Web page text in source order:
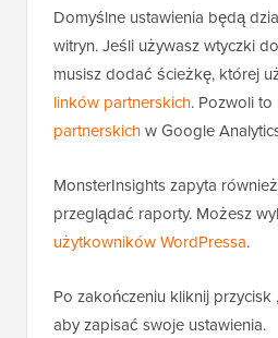
Domyślne ustawienia będą
witryn. Jeśli używasz wtyczki
musisz dodać ścieżkę, której
linków partnerskich. Pozwoli to
partnerskichw Google
MonsterInsights zapyta
przeglądać raporty. Możesz
użytkowników WordPressa.
Po zakończeniu kliknij przycisk
aby zapisać swoje ustawienia.